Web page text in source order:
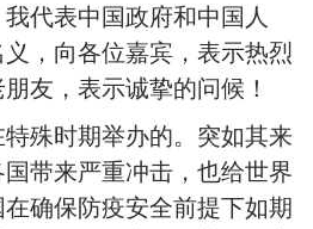
代表中国政府和中国人
，向各位嘉宾，表示热烈
友，表示诚挚的问候！
殊时期举办的。突如其来
带来严重冲击，也给世界
确保防疫安全前提下如期